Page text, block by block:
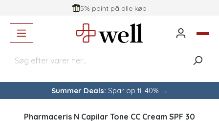
5% point på alle køb
Summer Deals: Spar op til 40% →
Pharmaceris N Capilar Tone CC Cream SPF 30